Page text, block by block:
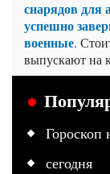
снарядов для
успешно
военные.
выпускают на
Гороскоп
сегодня